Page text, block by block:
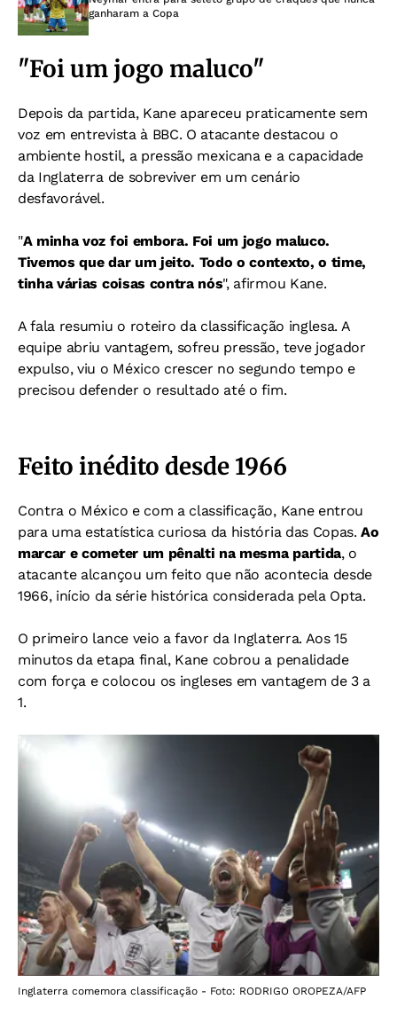
ganharam a Copa
"Foi um jogo maluco"
Depois da partida, Kane apareceu praticamente sem
voz em entrevista à BBC. O atacante destacou o
ambiente hostil, a pressão mexicana e a capacidade
da Inglaterra de sobreviver em um cenário
desfavorável.
"A minha voz foi embora. Foi um jogo maluco.
Tivemos que dar um jeito. Todo o contexto, o time,
tinha várias coisas contra nós", afirmou Kane.
A fala resumiu o roteiro da classificação inglesa. A
equipe abriu vantagem, sofreu pressão, teve jogador
expulso, viu o México crescer no segundo tempo e
precisou defender o resultado até o fim.
Feito inédito desde 1966
Contra o México e com a classificação, Kane entrou
para uma estatística curiosa da história das Copas.Ao
marcar e cometer um pênalti na mesma partida, o
atacante alcançou um feito que não acontecia desde
1966, início da série histórica considerada pela Opta.
O primeiro lance veio a favor da Inglaterra. Aos 15
minutos da etapa final, Kane cobrou a penalidade
com força e colocou os ingleses em vantagem de 3 a
1.
Inglaterra comemora classificação - Foto: RODRIGO OROPEZA/AFP